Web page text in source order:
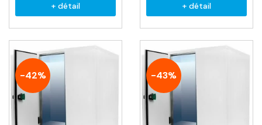
+ détail + détail
-42% -43%